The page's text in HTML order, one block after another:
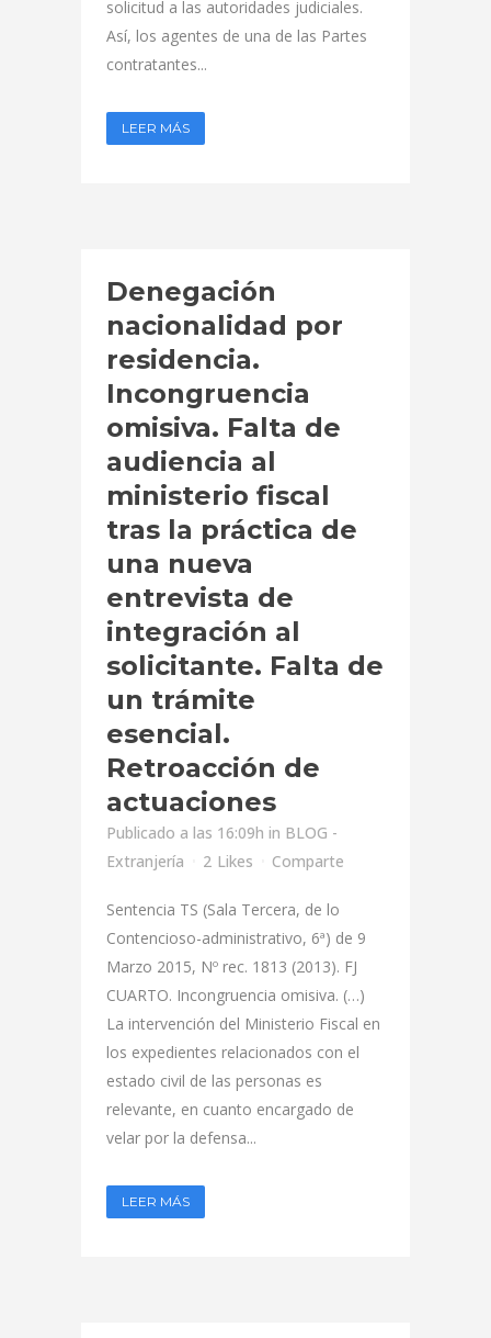
solicitud a las autoridades judiciales.
Así, los agentes de una de las Partes
contratantes...
LEER MÁS
Denegación
nacionalidad por
residencia.
Incongruencia
omisiva. Falta de
audiencia al
ministerio fiscal
tras la práctica de
una nueva
entrevista de
integración al
solicitante. Falta de
un trámite
esencial.
Retroacción de
actuaciones
Publicado a las 16:09h in BLOG -
Extranjería
2 Likes Comparte
Sentencia TS (Sala Tercera, de lo
Contencioso-administrativo, 6ª) de 9
Marzo 2015, Nº rec. 1813 (2013). FJ
CUARTO. Incongruencia omisiva. (…)
La intervención del Ministerio Fiscal en
los expedientes relacionados con el
estado civil de las personas es
relevante, en cuanto encargado de
velar por la defensa...
LEER MÁS